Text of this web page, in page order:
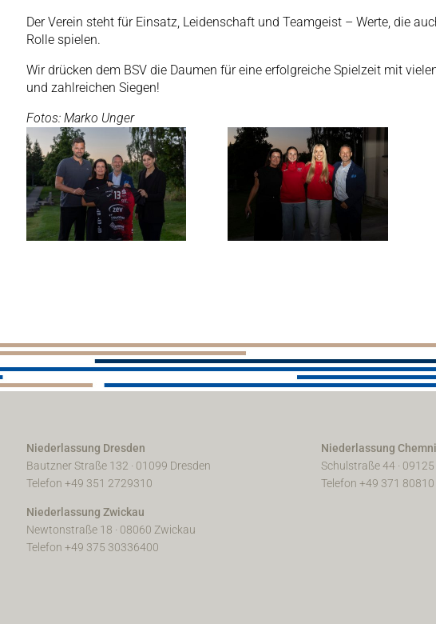
Der Verein steht für Einsatz, Leidenschaft und Teamgeist – Werte, die
Rolle spielen.
Wir drücken dem BSV die Daumen für eine erfolgreiche Spielzeit mit
und zahlreichen Siegen!
Fotos: Marko Unger
Niederlassung Dresden
Bautzner Straße 132 · 01099 Dresden
Telefon +49 351 2729310
Niederlassung Zwickau
Newtonstraße 18 · 08060 Zwickau
Telefon +49 375 30336400
Niederlassung
Schulstraße 44 ·
Telefon +49 371